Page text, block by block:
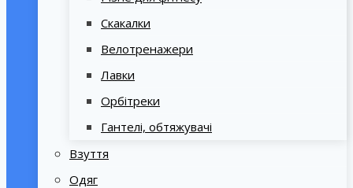
Скакалки
Велотренажери
Лавки
Орбітреки
Гантелі, обтяжувачі
Взуття
Одяг